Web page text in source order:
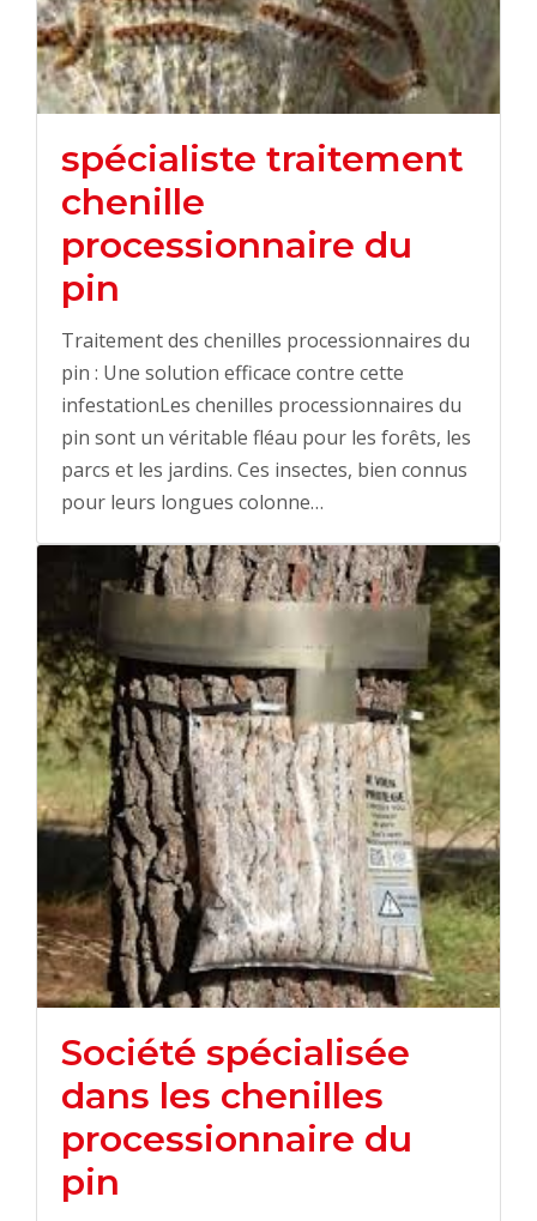
spécialiste traitement
chenille
processionnaire du
pin
Traitement des chenilles processionnaires du
pin : Une solution efficace contre cette
infestationLes chenilles processionnaires du
pin sont un véritable fléau pour les forêts, les
parcs et les jardins. Ces insectes, bien connus
pour leurs longues colonne…
Société spécialisée
dans les chenilles
processionnaire du
pin